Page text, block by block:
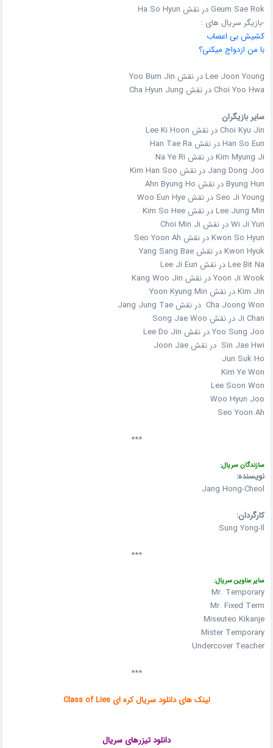
Geum Sae Rok در نقش Ha So Hyun
-بازیگر سریال های :
کشیش بی اعصاب
با من ازدواج میکنی؟
Lee Joon Young در نقش Yoo Bum Jin
Choi Yoo Hwa در نقش Cha Hyun Jung
سایر بازیگران
Choi Kyu Jin در نقش Lee Ki Hoon
Han So Eun در نقش Han Tae Ra
Kim Myung Ji در نقش Na Ye Ri
Jang Dong Joo در نقش Kim Han Soo
Byung Hun در نقش Ahn Byung Ho
Seo Ji Young در نقش Woo Eun Hye
Lee Jung Min در نقش Kim So Hee
Wi Ji Yun در نقش Choi Min Ji
Kwon So Hyun در نقش Seo Yoon Ah
Kwon Hyuk در نقش Yang Sang Bae
Lee Bit Na در نقش Lee Ji Eun
Yoon Ji Wook در نقش Kang Woo Jin
Kim Jin در نقش Yoon Kyung Min
Cha Joong Won در نقش Jang Jung Tae
Ji Chan در نقش Song Jae Woo
Yoo Sung Joo در نقش Lee Do Jin
Sin Jae Hwi در نقش Joon Jae
Jun Suk Ho
Kim Ye Won
Lee Soon Won
Woo Hyun Joo
Seo Yoon Ah
***
سازندگان سریال:
نویسنده:
Jang Hong-Cheol
کارگردان:
Sung Yong-Il
***
سایر عناوین سریال:
Mr. Temporary
Mr. Fixed Term
Miseuteo Kikanje
Mister Temporary
Undercover Teacher
***
لینک های دانلود سریال کره ای Class of Lies
دانلود تیزرهای سریال